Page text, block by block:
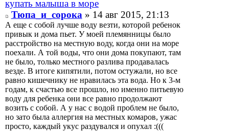
купать малыша в море
Тюпа_и_сорока » 14 авг 2015, 21:13
А еще с собой лучше воду везти, которой ребенок
привык и дома пьет. У моей племянницы было
расстройство на местную воду, когда они на море
поехали. А той воды, что они дома покупают, там
не было, только местного разлива продавалась
везде. В итоге кипятили, потом остужали, но все
равно кишечнику не нравилась эта вода. Но к 3-м
годам, к счастью все прошло, но именно питьевую
воду для ребенка они все равно продолжают
возить с собой. А у нас с водой проблем не было,
но зато была аллергия на местных комаров, ужас
просто, каждый укус раздувался и опухал :(((